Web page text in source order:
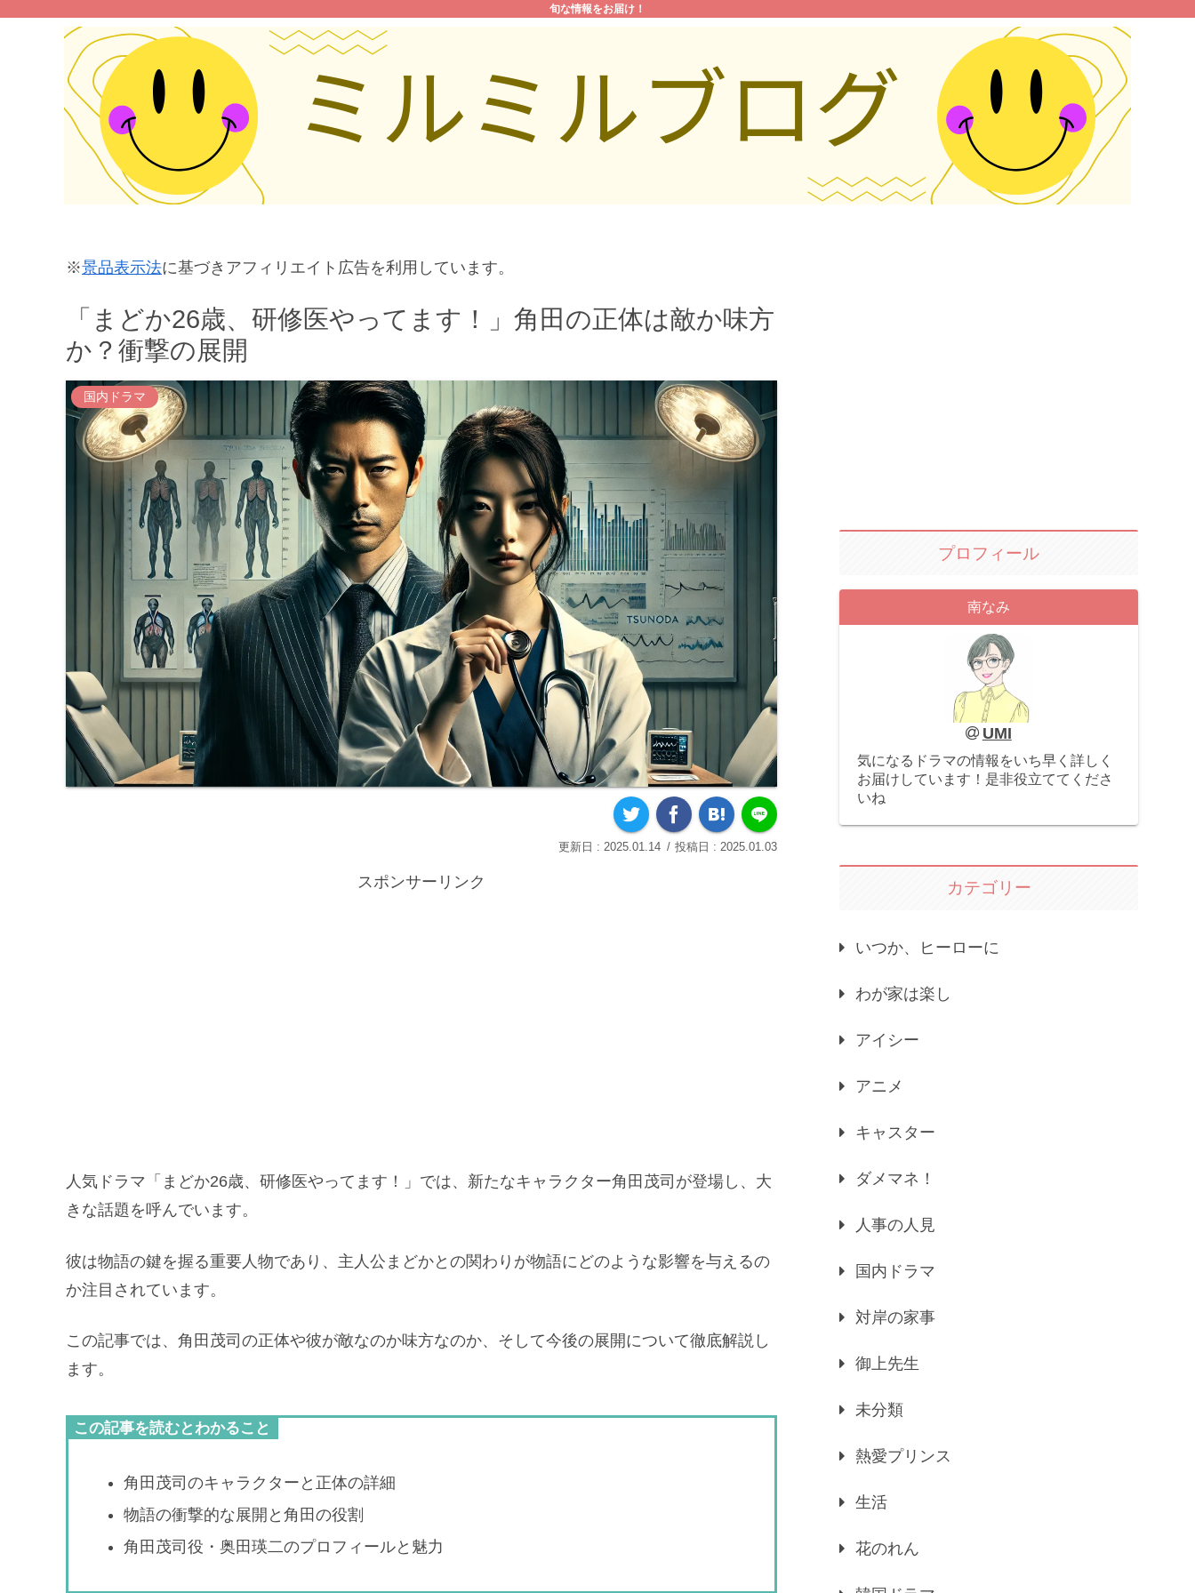
旬な情報をお届け！
※景品表示法に基づきアフィリエイト広告を利用しています。
「まどか26歳、研修医やってます！」角田の正体は敵か味方
か？衝撃の展開
国内ドラマ
2025.01.14 2025.01.03
スポンサーリンク
人気ドラマ「まどか26歳、研修医やってます！」では、新たなキャラクター角田茂司が登場し、大
きな話題を呼んでいます。
彼は物語の鍵を握る重要人物であり、主人公まどかとの関わりが物語にどのような影響を与えるの
か注目されています。
この記事では、角田茂司の正体や彼が敵なのか味方なのか、そして今後の展開について徹底解説し
ます。
この記事を読むとわかること
角田茂司のキャラクターと正体の詳細
物語の衝撃的な展開と角田の役割
角田茂司役・奥田瑛二のプロフィールと魅力
プロフィール
南なみ
UMI
気になるドラマの情報をいち早く詳しく
お届けしています！是非役立ててくださ
いね
カテゴリー
いつか、ヒーローに
わが家は楽し
アイシー
アニメ
キャスター
ダメマネ！
人事の人見
国内ドラマ
対岸の家事
御上先生
未分類
熱愛プリンス
生活
花のれん